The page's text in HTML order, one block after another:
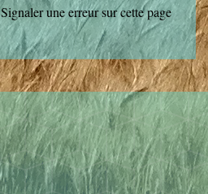
Signaler une erreur sur cette page